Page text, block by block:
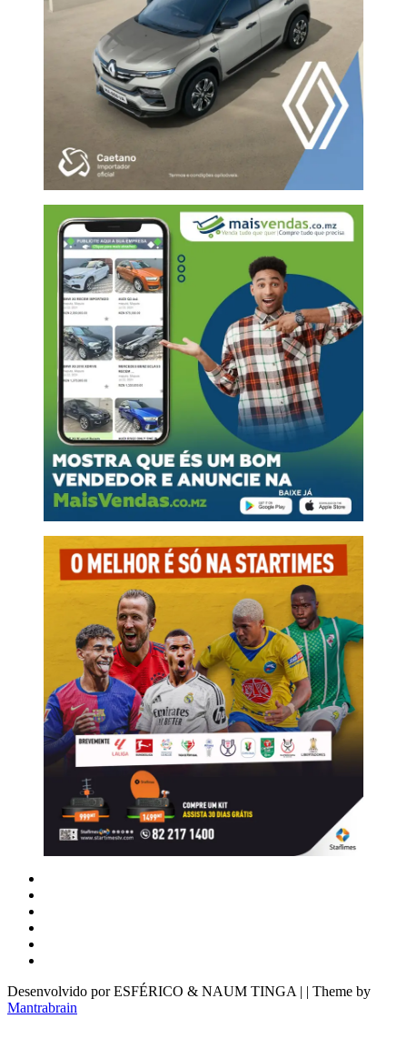
Desenvolvido por ESFÉRICO & NAUM TINGA | | Theme by
Mantrabrain